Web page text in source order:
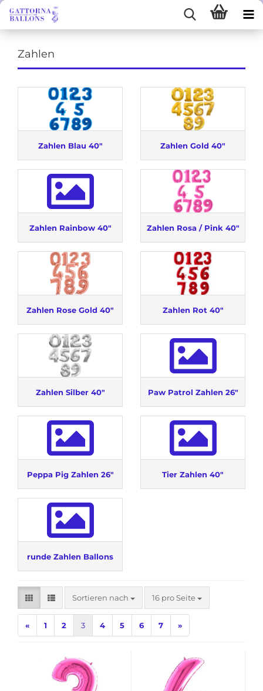
Zahlen
Zahlen Blau 40" Zahlen Gold 40"
Zahlen Rainbow 40" Zahlen Rosa / Pink 40"
Zahlen Rose Gold 40" Zahlen Rot 40"
Zahlen Silber 40" Paw Patrol Zahlen 26"
Peppa Pig Zahlen 26" Tier Zahlen 40"
runde Zahlen Ballons
Sortieren nach
Sortieren nach 16 pro Seite
pro Seite
« 1 2 3 4 5 6 7 »